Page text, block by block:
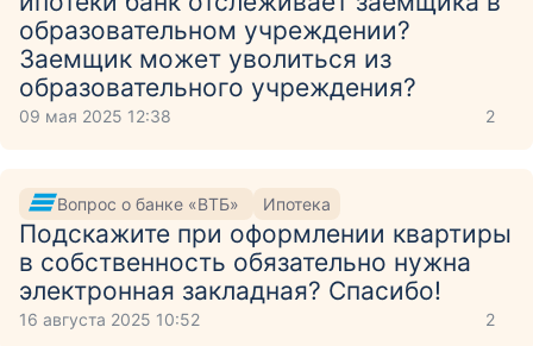
образовательном учреждении?
Заемщик может уволиться из
образовательного учреждения?
09 мая 2025 12:38 2
Вопрос о банке «ВТБ» Ипотека
Подскажите при оформлении квартиры
в собственность обязательно нужна
электронная закладная? Спасибо!
16 августа 2025 10:52 2